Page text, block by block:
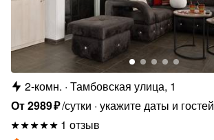
2-комн. Тамбовская улица, 1
От2989₽/сутки укажите даты и гостей
1 отзыв